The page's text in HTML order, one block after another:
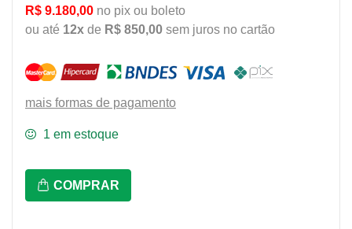
R$ 9.180,00 no pix ou boleto
ou até 12x de R$ 850,00 sem juros no cartão
mais formas de pagamento
1 em estoque
Prp-
5000Ne
COMPRAR